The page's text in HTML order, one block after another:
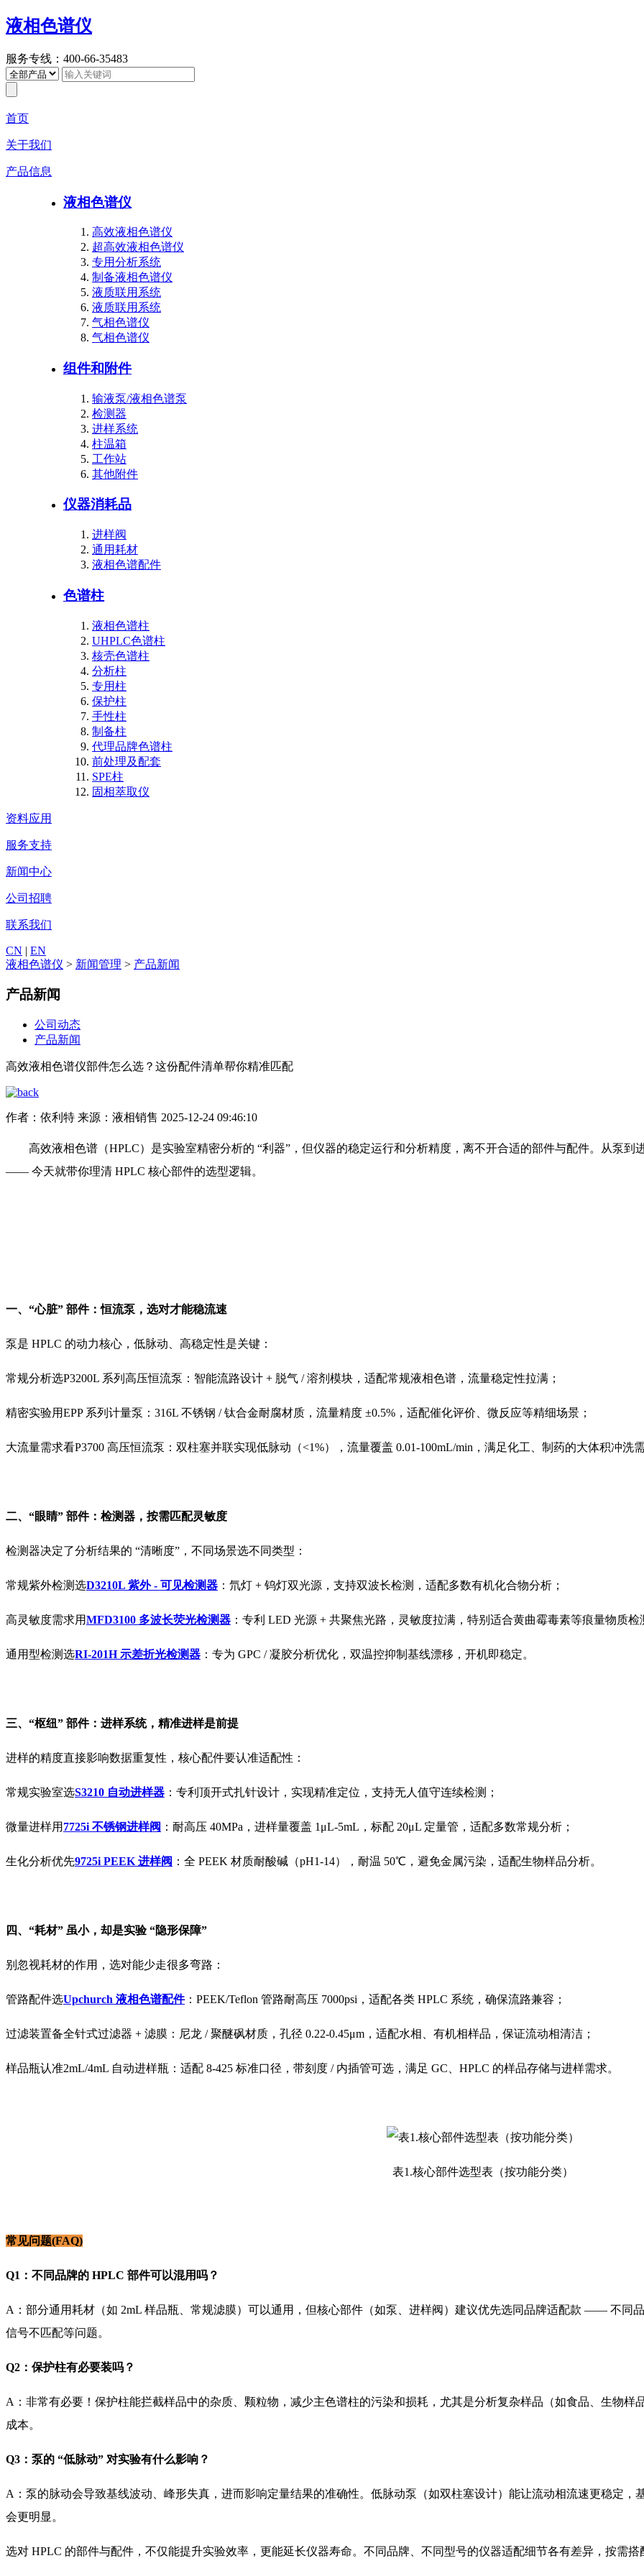
液相色谱仪
服务专线：400-66-35483
首页
关于我们
产品信息
液相色谱仪
高效液相色谱仪
超高效液相色谱仪
专用分析系统
制备液相色谱仪
液质联用系统
液质联用系统
气相色谱仪
气相色谱仪
组件和附件
输液泵/液相色谱泵
检测器
进样系统
柱温箱
工作站
其他附件
仪器消耗品
进样阀
通用耗材
液相色谱配件
色谱柱
液相色谱柱
UHPLC色谱柱
核壳色谱柱
分析柱
专用柱
保护柱
手性柱
制备柱
代理品牌色谱柱
前处理及配套
SPE柱
固相萃取仪
资料应用
服务支持
新闻中心
公司招聘
联系我们
CN | EN
液相色谱仪 > 新闻管理 > 产品新闻
产品新闻
公司动态
产品新闻
高效液相色谱仪部件怎么选？这份配件清单帮你精准匹配
作者：依利特 来源：液相销售 2025-12-24 09:46:10
高效液相色谱（HPLC）是实验室精密分析的 “利器”，但仪器的稳定运行和分析精度，离不开合适的部件与配件。从泵到
—— 今天就带你理清 HPLC 核心部件的选型逻辑。
一、“心脏” 部件：恒流泵，选对才能稳流速
泵是 HPLC 的动力核心，低脉动、高稳定性是关键：
常规分析选P3200L 系列高压恒流泵：智能流路设计 + 脱气 / 溶剂模块，适配常规液相色谱，流量稳定性拉满；
精密实验用EPP 系列计量泵：316L 不锈钢 / 钛合金耐腐材质，流量精度 ±0.5%，适配催化评价、微反应等精细场景；
大流量需求看P3700 高压恒流泵：双柱塞并联实现低脉动（<1%），流量覆盖 0.01-100mL/min，满足化工、制药的大体积冲洗
二、“眼睛” 部件：检测器，按需匹配灵敏度
检测器决定了分析结果的 “清晰度”，不同场景选不同类型：
常规紫外检测选D3210L 紫外 - 可见检测器 ：氘灯 + 钨灯双光源，支持双波长检测，适配多数有机化合物分析；
高灵敏度需求用MFD3100 多波长荧光检测器 ：专利 LED 光源 + 共聚焦光路，灵敏度拉满，特别适合黄曲霉毒素等痕量物质检
通用型检测选RI-201H 示差折光检测器 ：专为 GPC / 凝胶分析优化，双温控抑制基线漂移，开机即稳定。
三、“枢纽” 部件：进样系统，精准进样是前提
进样的精度直接影响数据重复性，核心配件要认准适配性：
常规实验室选S3210 自动进样器 ：专利顶开式扎针设计，实现精准定位，支持无人值守连续检测；
微量进样用 7725i 不锈钢进样阀 ：耐高压 40MPa，进样量覆盖 1μL-5mL，标配 20μL 定量管，适配多数常规分析；
生化分析优先9725i PEEK 进样阀 ：全 PEEK 材质耐酸碱（pH1-14），耐温 50℃，避免金属污染，适配生物样品分析。
四、“耗材” 虽小，却是实验 “隐形保障”
别忽视耗材的作用，选对能少走很多弯路：
管路配件选Upchurch 液相色谱配件：PEEK/Teflon 管路耐高压 7000psi，适配各类 HPLC 系统，确保流路兼容；
过滤装置备全针式过滤器 + 滤膜：尼龙 / 聚醚砜材质，孔径 0.22-0.45μm，适配水相、有机相样品，保证流动相清洁；
样品瓶认准2mL/4mL 自动进样瓶：适配 8-425 标准口径，带刻度 / 内插管可选，满足 GC、HPLC 的样品存储与进样需求。
表1.核心部件选型表（按功能分类）
常见问题(FAQ)
Q1：不同品牌的 HPLC 部件可以混用吗？
A：部分通用耗材（如 2mL 样品瓶、常规滤膜）可以通用，但核心部件（如泵、进样阀）建议优先选同品牌适配款 —— 不同
信号不匹配等问题。
Q2：保护柱有必要装吗？
A：非常有必要！保护柱能拦截样品中的杂质、颗粒物，减少主色谱柱的污染和损耗，尤其是分析复杂样品（如食品、生物
成本。
Q3：泵的 “低脉动” 对实验有什么影响？
A：泵的脉动会导致基线波动、峰形失真，进而影响定量结果的准确性。低脉动泵（如双柱塞设计）能让流动相流速更稳定
会更明显。
选对 HPLC 的部件与配件，不仅能提升实验效率，更能延长仪器寿命。不同品牌、不同型号的仪器适配细节各有差异，按需